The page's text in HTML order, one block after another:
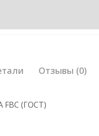
Отзывы (0)
(ГОСТ)